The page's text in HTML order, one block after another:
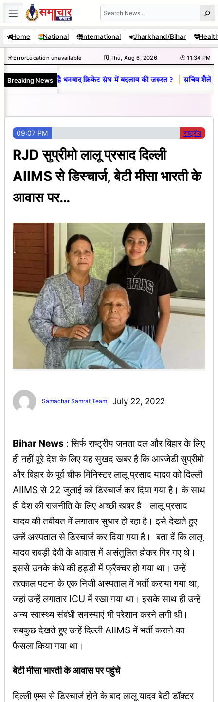
Skip
to
content
Search
Home National International Jharkhand/Bihar
☀️ErrorLocation unavailable 🗓️ Thu, Aug 6, 2026 🕒 11:34 PM
Breaking News
राज : जानें क्यों है धनबाद क्रिकेट संघ में बदलाव की जरूरत ? | सचिव शैलेंद्र
09:07 PM राष्ट्रीय
RJD सुप्रीमो लालू प्रसाद दिल्ली
AIIMS से डिस्चार्ज, बेटी मीसा भारती के
आवास पर…
Samachar Samrat Team July 22, 2022
Bihar News : सिर्फ राष्ट्रीय जनता दल और बिहार के लिए
ही नहीं पूरे देश के लिए यह सुखद खबर है कि आरजेडी सुप्रीमो
और बिहार के पूर्व चीफ मिनिस्टर लालू प्रसाद यादव को दिल्ली
AIIMS से 22 जुलाई को डिस्चार्ज कर दिया गया है। के साथ
ही देश की राजनीति के लिए अच्‍छी खबर है। लालू प्रसाद
यादव की तबीयत में लगातार सुधार हो रहा है। इसे देखते हुए
उन्हें अस्‍पताल से डिस्‍चार्ज कर दिया गया है। बता दें कि लालू
यादव राबड़ी देवी के आवास में असंतुलित होकर गिर गए थे।
इससे उनके कंधे की हड्डी में फ्रैक्‍चर हो गया था। उन्‍हें
तत्‍काल पटना के एक निजी अस्‍पताल में भर्ती कराया गया था,
जहां उन्‍हें लगातार ICU में रखा गया था। इसके साथ ही उन्‍हें
अन्‍य स्‍वास्‍थ्‍य संबंधी समस्‍याएं भी परेशान करने लगी थीं।
सबकुछ देखते हुए उन्‍हें दिल्‍ली AIIMS में भर्ती कराने का
फैसला किया गया था।
बेटी मीसा भारती के आवास पर पहुंचे
दिल्‍ली एम्‍स से डिस्‍चार्ज होने के बाद लालू यादव बेटी डॉक्‍टर